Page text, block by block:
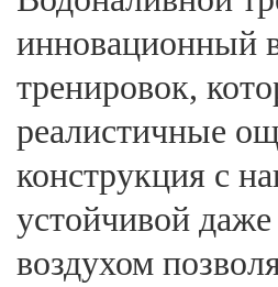
инновационный
тренировок,
реалистичные
конструкция с
устойчивой
воздухом